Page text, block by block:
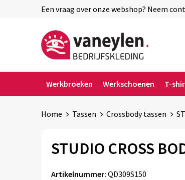
Een vraag over onze webshop? Neem
Werkbroeken Werkschoenen T-
Home Tassen Crossbody tassen
STUDIO CROSS
Artikelnummer: QD309S150